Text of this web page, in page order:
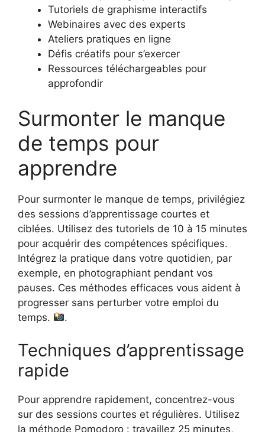
Tutoriels de graphisme interactifs
Webinaires avec des experts
Ateliers pratiques en ligne
Défis créatifs pour s’exercer
Ressources téléchargeables pour
approfondir
Surmonter le manque
de temps pour
apprendre
Pour surmonter le manque de temps, privilégiez
des sessions d’apprentissage courtes et
ciblées. Utilisez des tutoriels de 10 à 15 minutes
pour acquérir des compétences spécifiques.
Intégrez la pratique dans votre quotidien, par
exemple, en photographiant pendant vos
pauses. Ces méthodes efficaces vous aident à
progresser sans perturber votre emploi du
temps.
.
Techniques d’apprentissage
rapide
Pour apprendre rapidement, concentrez-vous
sur des sessions courtes et régulières. Utilisez
la méthode Pomodoro : travaillez 25 minutes,